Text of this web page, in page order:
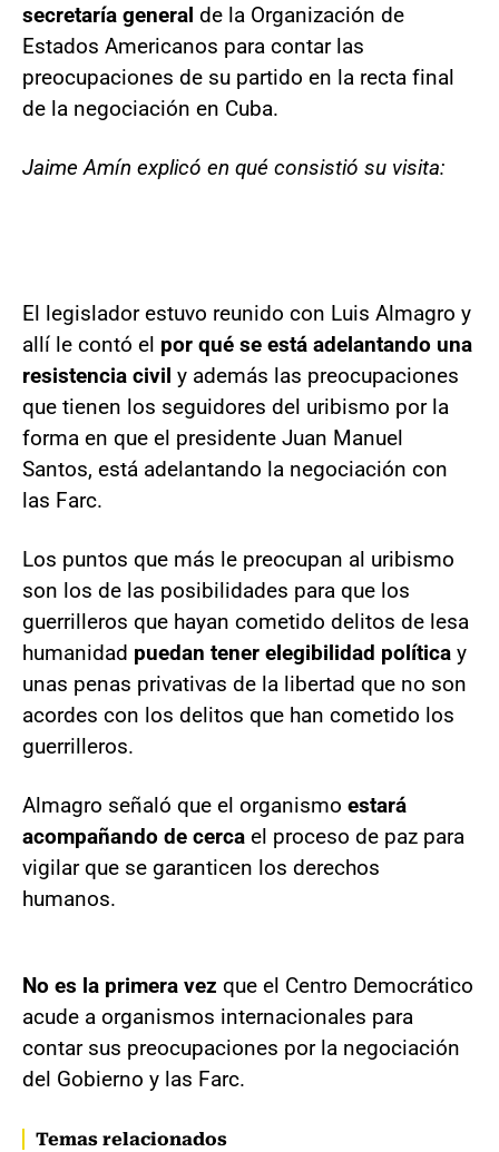
secretaría general de la Organización de
Estados Americanos para contar las
preocupaciones de su partido en la recta final
de la negociación en Cuba.
Jaime Amín explicó en qué consistió su visita:
El legislador estuvo reunido con Luis Almagro y
allí le contó el por qué se está adelantando una
resistencia civil y además las preocupaciones
que tienen los seguidores del uribismo por la
forma en que el presidente Juan Manuel
Santos, está adelantando la negociación con
las Farc.
Los puntos que más le preocupan al uribismo
son los de las posibilidades para que los
guerrilleros que hayan cometido delitos de lesa
humanidad puedan tener elegibilidad política y
unas penas privativas de la libertad que no son
acordes con los delitos que han cometido los
guerrilleros.
Almagro señaló que el organismo estará
acompañando de cerca el proceso de paz para
vigilar que se garanticen los derechos
humanos.
No es la primera vez que el Centro Democrático
acude a organismos internacionales para
contar sus preocupaciones por la negociación
del Gobierno y las Farc.
Temas relacionados